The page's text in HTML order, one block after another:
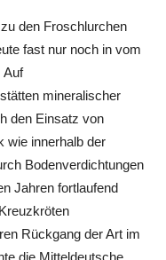
den Froschlurchen
fast nur noch in vom
Auf
mineralischer
den Einsatz von
wie innerhalb der
Bodenverdichtungen
Jahren fortlaufend
Rückgang der Art im
die Mitteldeutsche